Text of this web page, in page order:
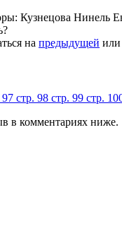
на предыдущей или
97 стр. 98 стр. 99 стр.
в комментариях ниже.